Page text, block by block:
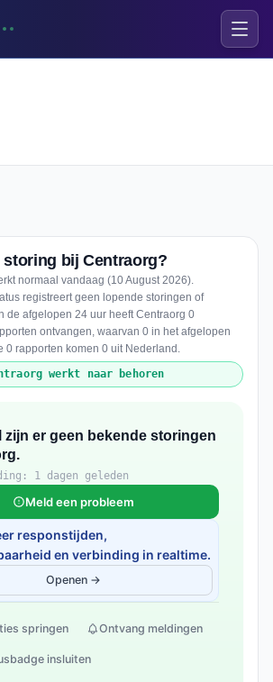
storing bij Centraorg?
normaal vandaag (10 August 2026).
registreert geen lopende storingen of
de afgelopen 24 uur heeft Centraorg 0
ontvangen, waarvan 0 in het afgelopen
0 rapporten komen 0 uit Nederland.
werkt naar behoren
zijn er geen bekende storingen
1 dagen geleden
Meld een probleem
responstijden,
en verbinding in realtime.
Openen →
springen Ontvang meldingen
insluiten